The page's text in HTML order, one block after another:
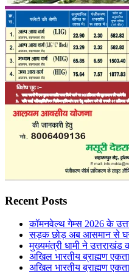
Recent Posts
कॉमनवेल्थ गेम्स 2026 के
सड़क छोड़ अब आसमान से घर
मुख्यमंत्री धामी ने उत्तराखंड
अखिल भारतीय ब्राह्मण
अखिल भारतीय ब्राह्मण